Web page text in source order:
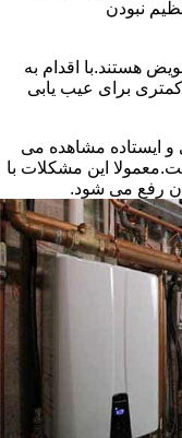
نبودن
هستند.با اقدام به
برای عیب یابی
ایستاده مشاهده می
این مشکلات با
رفع می شود.